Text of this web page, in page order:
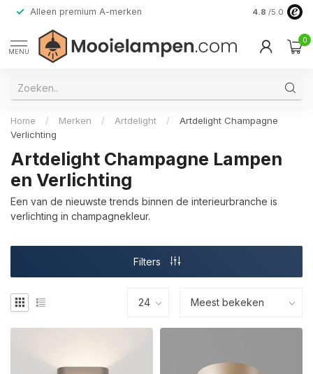
Alleen premium A-merken 4.8 /5.0
MENU
0
Home / Merken / Artdelight /
Artdelight Champagne
Verlichting
Artdelight Champagne Lampen
en Verlichting
Een van de nieuwste trends binnen de interieurbranche is
verlichting in champagnekleur.
Filters